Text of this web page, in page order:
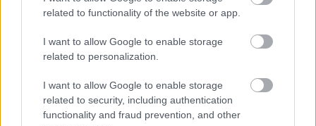
related to functionality of the website or app.
I want to allow Google to enable storage
related to personalization.
I want to allow Google to enable storage
related to security, including authentication
functionality and fraud prevention, and other
akár 6 millió forint vissza nem térítendő
támogatáshoz és kamatmentes hitelhez. A
kistelepüléseken élők a vidéki
otthonfelújítási programmal kombinálva
akár egy családi ház teljes energetikai és
esztétikai felújítását is elvégeztethetik